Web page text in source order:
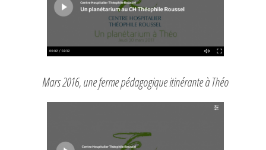
Mars 2016, une ferme pédagogique itinérante à Théo